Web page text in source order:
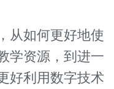
如何更好地使
学资源，到进一
好利用数字技术